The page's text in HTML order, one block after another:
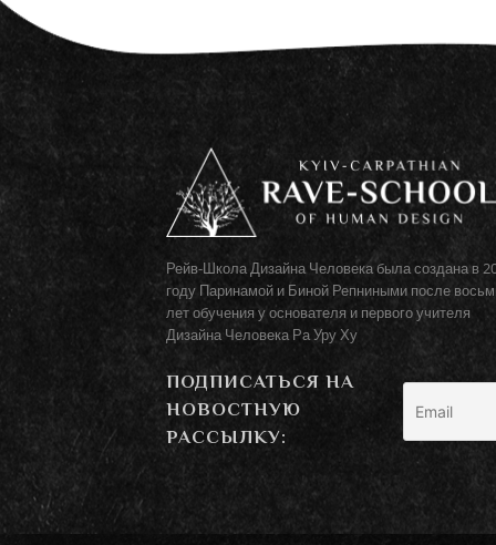
Рейв-Школа Дизайна Человека была создана в
году Паринамой и Биной Репниными после
лет обучения у основателя и первого учителя
Дизайна Человека Ра Уру Ху
ПОДПИСАТЬСЯ НА
НОВОСТНУЮ
РАССЫЛКУ: